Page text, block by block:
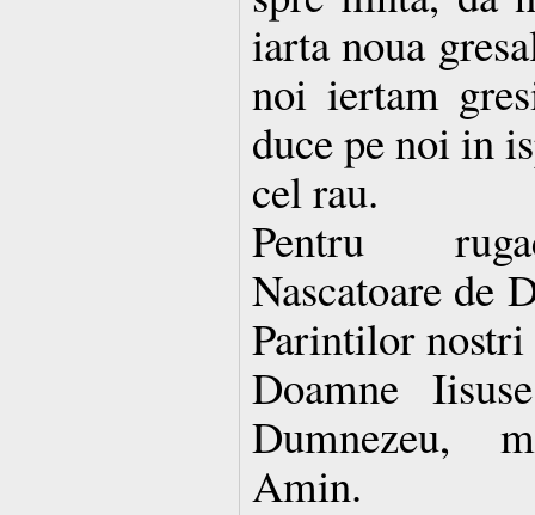
iarta noua
noi iertam
duce pe noi in
cel rau.
Pentru
Nascatoare de
Parintilor
Doamne
Dumnezeu,
Amin.